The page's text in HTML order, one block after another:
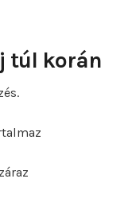
túl korán